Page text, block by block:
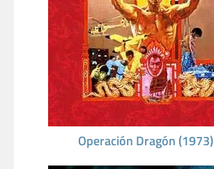
Operación Dragón (1973)